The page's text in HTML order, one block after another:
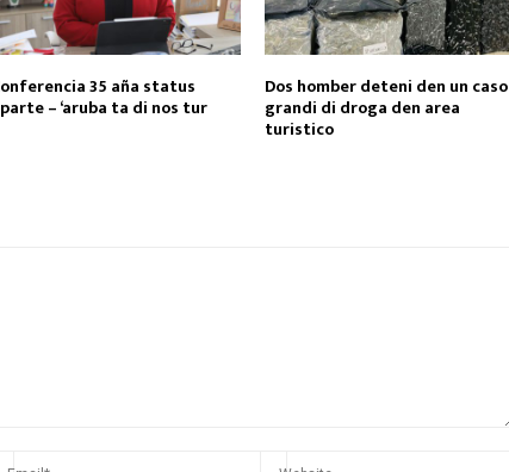
35 aña status
– ‘aruba ta di nos tur
Dos homber deteni den un caso
grandi di droga den area
turistico